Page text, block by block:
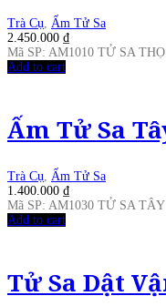
Trà Cụ
Ấm Tử Sa
2.450.000 ₫
Mã SP: AM1010 TỬ SA
Add to cart
Ấm Tử Sa
Trà Cụ
Ấm Tử Sa
1.400.000 ₫
Mã SP: AM1030 TỬ SA
Add to cart
Tử Sa Dật